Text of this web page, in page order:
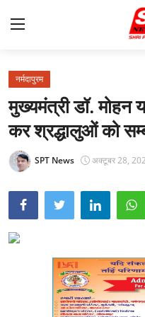
लॉग इन करें
मुखपृष्ठ
About-Us
क्षेत्रीय
Gallery
नर्मदापुरम
मुख्यमंत्री डॉ.
कर श्रद्धालुओं को
SPT News अक्टूबर 28,